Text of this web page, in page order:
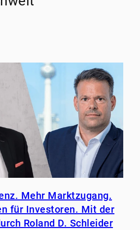
Mehr Marktzugang.
für Investoren. Mit der
Roland D. Schleider